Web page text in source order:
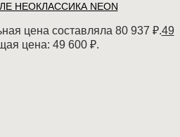
НЕОКЛАССИКА NEON
цена составляла 80 937 ₽.49
цена: 49 600 ₽.